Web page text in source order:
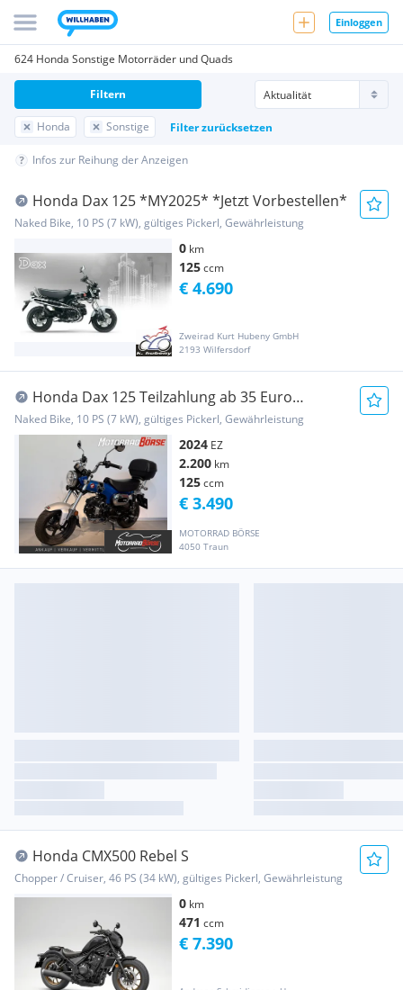
Einloggen
624 Honda Sonstige Motorräder und Quads
Honda Sonstige Filter zurücksetzen
Filtern
Infos zur Reihung der Anzeigen
Honda Dax 125 *MY2025* *Jetzt Vorbestellen*
Naked Bike, 10 PS (7 kW), gültiges Pickerl, Gewährleistung
0 km
125ccm
Zweirad Kurt Hubeny GmbH
2193 Wilfersdorf
€ 4.690
Honda Dax 125 Teilzahlung ab 35 Euro
monatlich
Naked Bike, 10 PS (7 kW), gültiges Pickerl, Gewährleistung
2024 EZ
2.200 km
125ccm
MOTORRAD BÖRSE
4050 Traun
€ 3.490
Honda CMX500 Rebel S
Chopper / Cruiser, 46 PS (34 kW), gültiges Pickerl, Gewährleistung
0 km
471 ccm
€ 7.390